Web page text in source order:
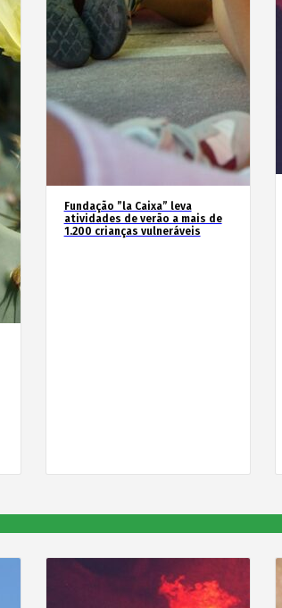
Fundação ”la Caixa” leva
atividades de verão a mais de
1.200 crianças vulneráveis